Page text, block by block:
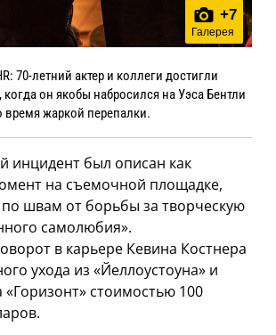
+7
Галерея
70-летний актер и коллеги достигли
когда он якобы набросился на Уэса Бентли
время жаркой перепалки.
инцидент был описан как
на съемочной площадке,
швам от борьбы за творческую
самолюбия».
в карьере Кевина Костнера
ухода из «Йеллоустоуна» и
стоимостью 100